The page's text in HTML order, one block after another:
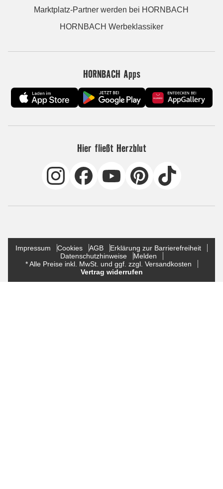
Marktplatz-Partner werden bei HORNBACH
HORNBACH Werbeklassiker
HORNBACH Apps
Hier fließt Herzblut
Impressum Cookies AGB
Erklärung zur Barrierefreiheit
Datenschutzhinweise
Melden
* Alle Preise inkl. MwSt. und ggf. zzgl. Versandkosten
Vertrag widerrufen